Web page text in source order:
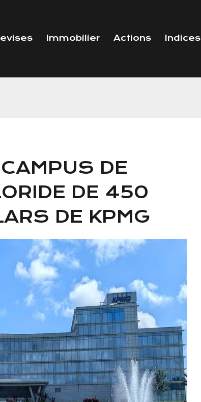
Immobilier Actions Indices
DE
DE 450
DE KPMG